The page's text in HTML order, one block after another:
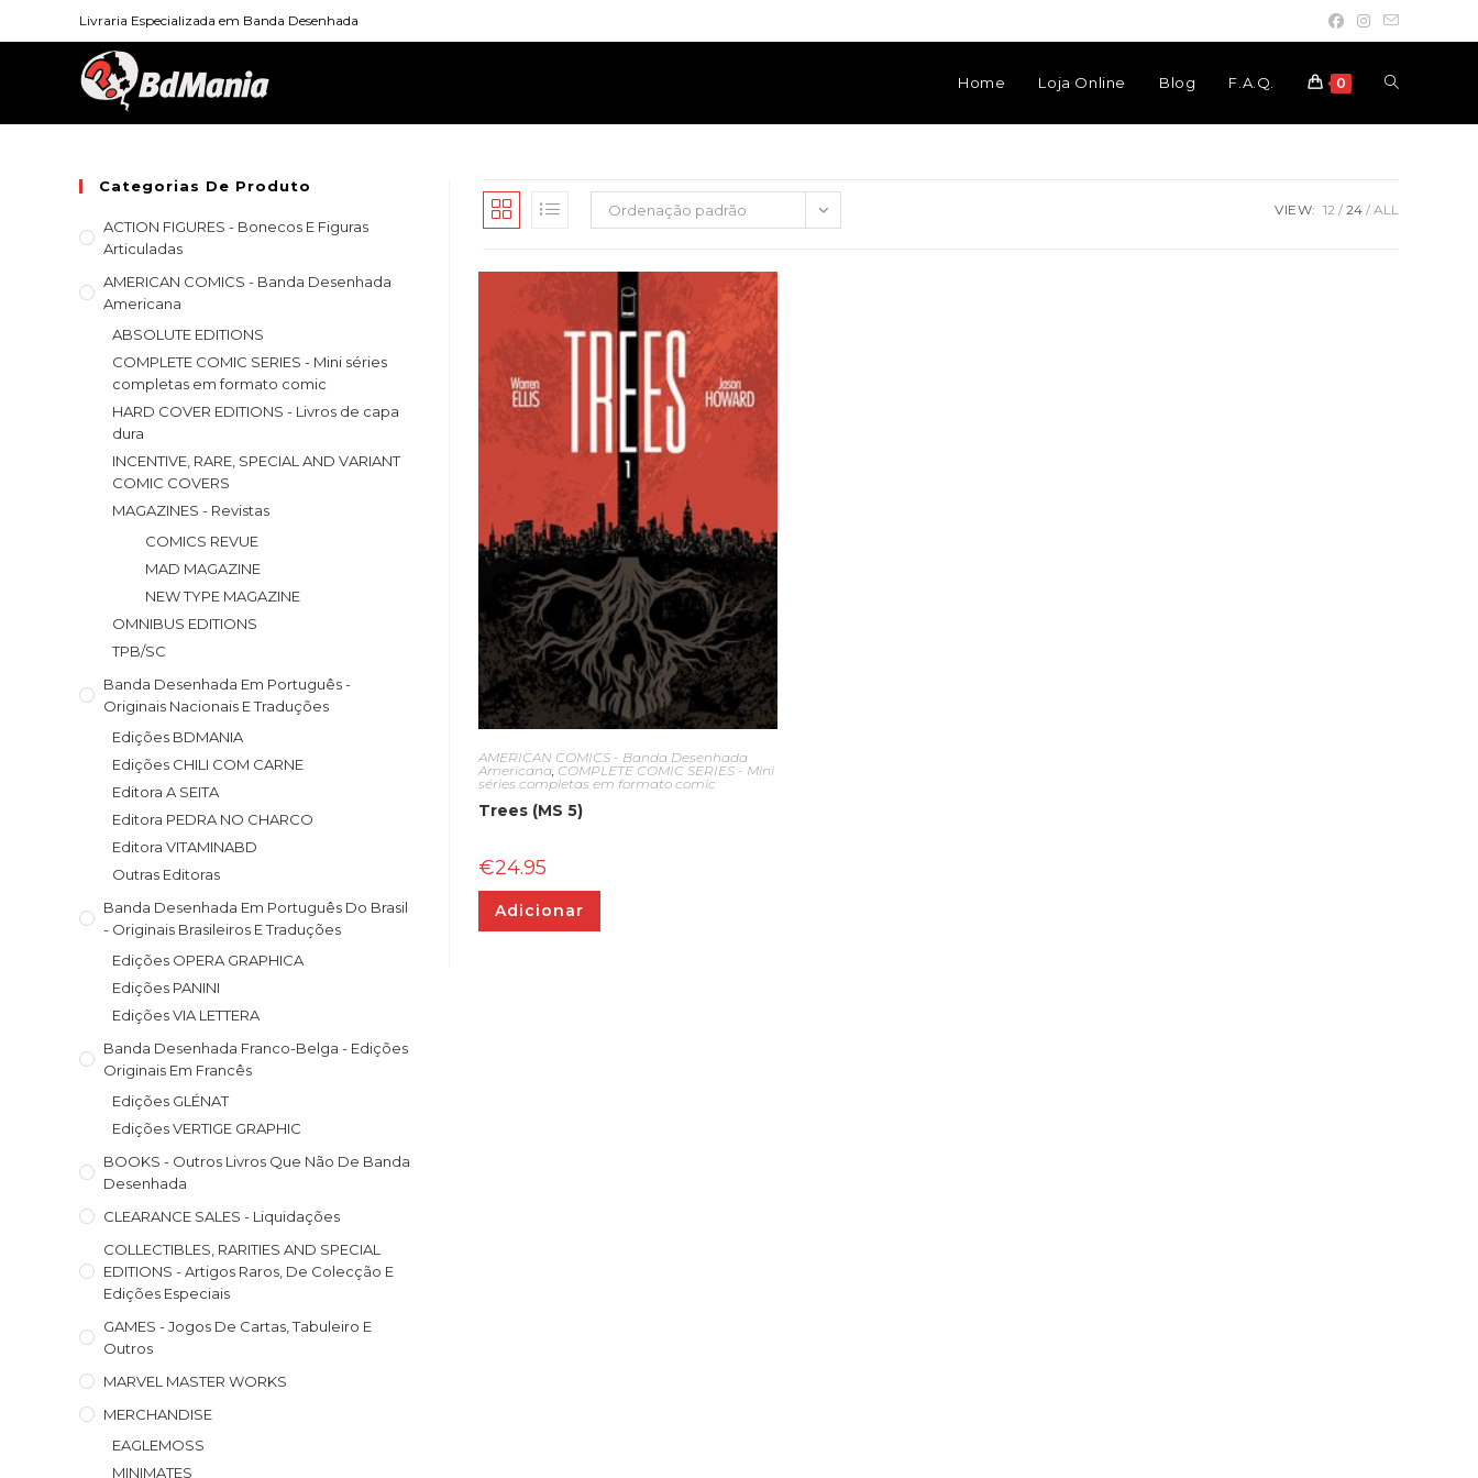
Livraria Especializada em Banda Desenhada
Home Loja Online Blog F.A.Q. 0 Toggle
Categorias De Produto
ACTION FIGURES - Bonecos E Figuras
Articuladas
AMERICAN COMICS - Banda Desenhada
Americana
ABSOLUTE EDITIONS
COMPLETE COMIC SERIES - Mini séries
completas em formato comic
HARD COVER EDITIONS - Livros de capa
dura
INCENTIVE, RARE, SPECIAL AND VARIANT
COMIC COVERS
MAGAZINES - Revistas
COMICS REVUE
MAD MAGAZINE
NEW TYPE MAGAZINE
OMNIBUS EDITIONS
TPB/SC
Banda Desenhada Em Português -
Originais Nacionais E Traduções
Edições BDMANIA
Edições CHILI COM CARNE
Editora A SEITA
Editora PEDRA NO CHARCO
Editora VITAMINABD
Outras Editoras
Banda Desenhada Em Português Do Brasil
- Originais Brasileiros E Traduções
Edições OPERA GRAPHICA
Edições PANINI
Edições VIA LETTERA
Banda Desenhada Franco-Belga - Edições
Originais Em Francês
Edições GLÉNAT
Edições VERTIGE GRAPHIC
BOOKS - Outros Livros Que Não De Banda
Desenhada
CLEARANCE SALES - Liquidações
COLLECTIBLES, RARITIES AND SPECIAL
EDITIONS - Artigos Raros, De Colecção E
Edições Especiais
GAMES - Jogos De Cartas, Tabuleiro E
Outros
MARVEL MASTER WORKS
MERCHANDISE
EAGLEMOSS
MINIMATES
Ordenação padrão VIEW: 12 24 ALL
AMERICAN COMICS - Banda Desenhada
Americana, COMPLETE COMIC SERIES - Mini
séries completas em formato comic
Trees (MS 5)
€24.95
Adicionar